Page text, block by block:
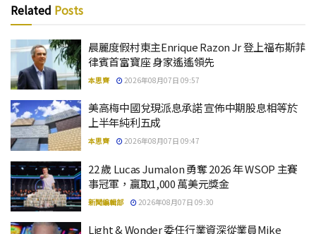
Related Posts
晨麗度假村東主Enrique Razon Jr 登上福布斯菲
律賓首富寶座 身家遙遙領先
本思齊 2026年08月07日 09:57
美高梅中國兌現派息承諾 宣佈中期股息相等於
上半年純利五成
本思齊 2026年08月07日 09:47
22 歲 Lucas Jumalon 勇奪 2026 年 WSOP 主賽
事冠軍，贏取1,000 萬美元獎金
新聞編輯部 2026年08月07日 09:30
Light & Wonder 委任行業資深從業員Mike